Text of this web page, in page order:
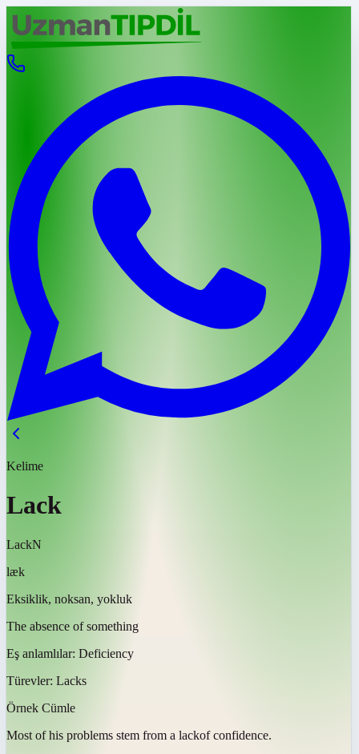
Kelime
Lack
LackN
læk
Eksiklik, noksan, yokluk
The absence of something
Eş anlamlılar: Deficiency
Türevler: Lacks
Örnek Cümle
Most of his problems stem from a lackof confidence.